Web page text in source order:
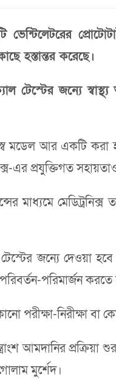
ভেন্টিলেটরের
হস্তান্তর করেছে।
টেস্টের জন্যে
মডেল আর একটি করা
এর প্রযুক্তিগত
মাধ্যমে
জন্যে দেওয়া
পরিমার্জন করতে
পরীক্ষা-নিরীক্ষা বা
আমদানির
মুর্শেদ।